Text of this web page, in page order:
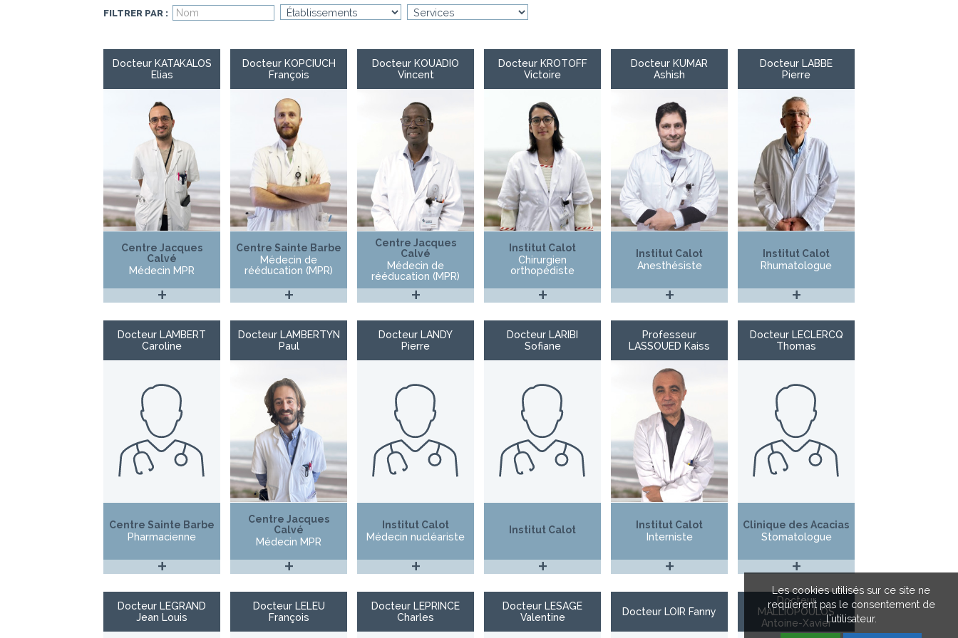
FILTRER PAR :
Docteur KATAKALOS
Elias
Centre Jacques
Calvé
Médecin MPR
+
Docteur KOPCIUCH
François
Centre Sainte Barbe
Médecin de
rééducation (MPR)
+
Docteur KOUADIO
Vincent
Centre Jacques
Calvé
Médecin de
rééducation (MPR)
+
Docteur KROTOFF
Victoire
Institut Calot
Chirurgien
orthopédiste
+
Docteur KUMAR
Ashish
Institut Calot
Anesthésiste
+
Docteur LABBE
Pierre
Institut Calot
Rhumatologue
+
Docteur LAMBERT
Caroline
Centre Sainte Barbe
Pharmacienne
+
Docteur LAMBERTYN
Paul
Centre Jacques
Calvé
Médecin MPR
+
Docteur LANDY
Pierre
Institut Calot
Médecin nucléariste
+
Docteur LARIBI
Sofiane
Institut Calot
+
Professeur
LASSOUED Kaiss
Institut Calot
Interniste
+
Docteur LECLERCQ
Thomas
Clinique des Acacias
Stomatologue
+
Docteur LEGRAND
Jean Louis
Docteur LELEU
François
Docteur LEPRINCE
Charles
Docteur LESAGE
Valentine
Docteur LOIR Fanny
Docteur
MALLIOPOULOS
Antoine-Xavier
Les cookies utilisés sur ce site ne
requierent pas le consentement de
l'utilisateur.